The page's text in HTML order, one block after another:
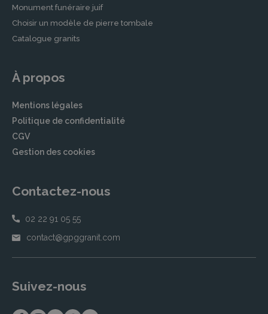
Monument funéraire juif
Choisir un modèle de pierre tombale
Catalogue granits
À propos
Mentions légales
Politique de confidentialité
CGV
Gestion des cookies
Contactez-nous
02 22 91 05 55
contact@gpggranit.com
Suivez-nous